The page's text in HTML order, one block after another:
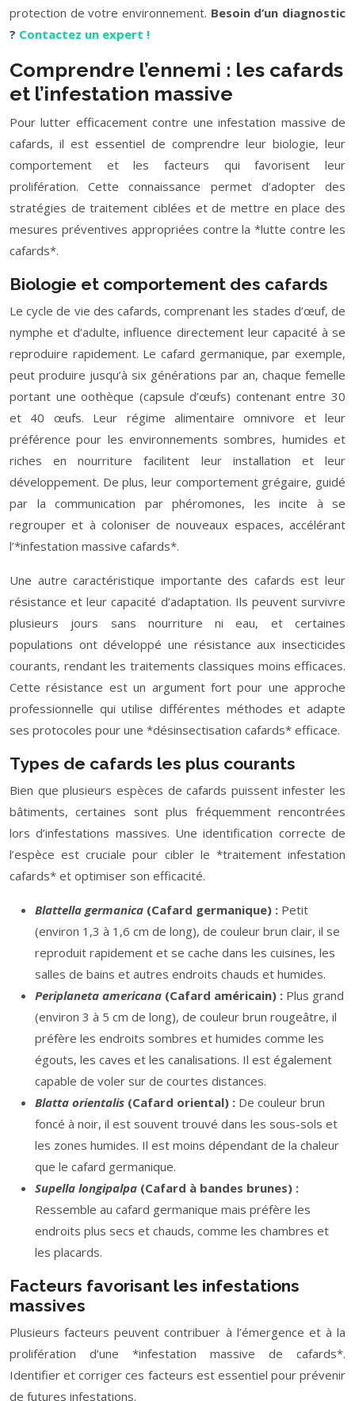
protection de votre environnement. Besoin d’un diagnostic
? Contactez un expert !
Comprendre l’ennemi : les cafards
et l’infestation massive
Pour lutter efficacement contre une infestation massive de
cafards, il est essentiel de comprendre leur biologie, leur
comportement et les facteurs qui favorisent leur
prolifération. Cette connaissance permet d’adopter des
stratégies de traitement ciblées et de mettre en place des
mesures préventives appropriées contre la *lutte contre les
cafards*.
Biologie et comportement des cafards
Le cycle de vie des cafards, comprenant les stades d’œuf, de
nymphe et d’adulte, influence directement leur capacité à se
reproduire rapidement. Le cafard germanique, par exemple,
peut produire jusqu’à six générations par an, chaque femelle
portant une oothèque (capsule d’œufs) contenant entre 30
et 40 œufs. Leur régime alimentaire omnivore et leur
préférence pour les environnements sombres, humides et
riches en nourriture facilitent leur installation et leur
développement. De plus, leur comportement grégaire, guidé
par la communication par phéromones, les incite à se
regrouper et à coloniser de nouveaux espaces, accélérant
l’*infestation massive cafards*.
Une autre caractéristique importante des cafards est leur
résistance et leur capacité d’adaptation. Ils peuvent survivre
plusieurs jours sans nourriture ni eau, et certaines
populations ont développé une résistance aux insecticides
courants, rendant les traitements classiques moins efficaces.
Cette résistance est un argument fort pour une approche
professionnelle qui utilise différentes méthodes et adapte
ses protocoles pour une *désinsectisation cafards* efficace.
Types de cafards les plus courants
Bien que plusieurs espèces de cafards puissent infester les
bâtiments, certaines sont plus fréquemment rencontrées
lors d’infestations massives. Une identification correcte de
l’espèce est cruciale pour cibler le *traitement infestation
cafards* et optimiser son efficacité.
Blattella germanica (Cafard germanique) : Petit
(environ 1,3 à 1,6 cm de long), de couleur brun clair, il se
reproduit rapidement et se cache dans les cuisines, les
salles de bains et autres endroits chauds et humides.
Periplaneta americana (Cafard américain) : Plus grand
(environ 3 à 5 cm de long), de couleur brun rougeâtre, il
préfère les endroits sombres et humides comme les
égouts, les caves et les canalisations. Il est également
capable de voler sur de courtes distances.
Blatta orientalis (Cafard oriental) : De couleur brun
foncé à noir, il est souvent trouvé dans les sous-sols et
les zones humides. Il est moins dépendant de la chaleur
que le cafard germanique.
Supella longipalpa (Cafard à bandes brunes) :
Ressemble au cafard germanique mais préfère les
endroits plus secs et chauds, comme les chambres et
les placards.
Facteurs favorisant les infestations
massives
Plusieurs facteurs peuvent contribuer à l’émergence et à la
prolifération d’une *infestation massive de cafards*.
Identifier et corriger ces facteurs est essentiel pour prévenir
de futures infestations.